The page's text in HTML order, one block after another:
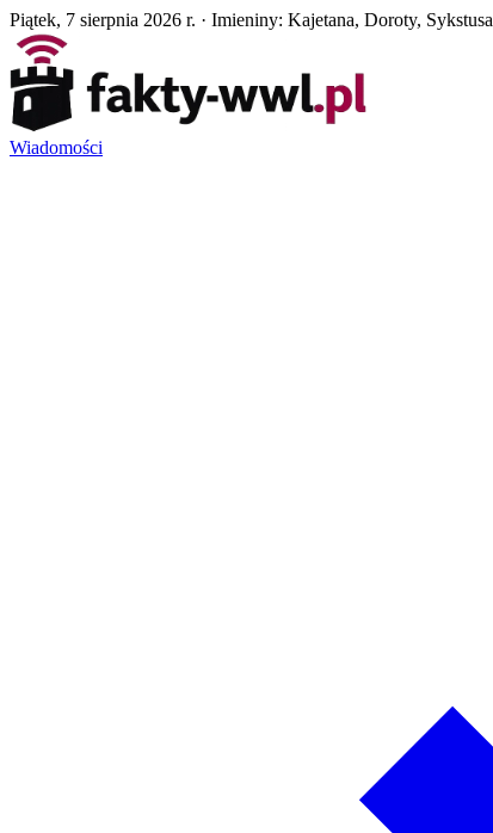
Piątek, 7 sierpnia 2026 r. · Imieniny: Kajetana, Doroty, Sykstusa
Wiadomości